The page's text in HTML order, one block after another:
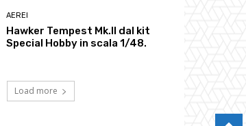
AEREI
Hawker Tempest Mk.II dal kit
Special Hobby in scala 1/48.
Load more